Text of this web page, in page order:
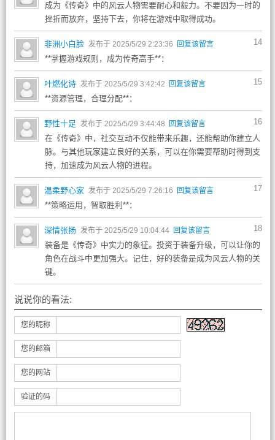
成为《传奇》中的风云人物需要耐心和毅力。不要因为一时的
挫折而放弃，坚持下去，你将在游戏中取得成功。
14
非洲小白脸 发布于 2025/5/29 2:23:36 回复该留言
**掌握游戏规则，成为传奇高手**：
15
叶燃化诗 发布于 2025/5/29 3:42:42 回复该留言
**资源管理，合理分配**：
16
野性十足 发布于 2025/5/29 3:44:48 回复该留言
在《传奇》中，社交互动不仅能带来乐趣，还能帮助你建立人
脉。与其他玩家建立良好的关系，可以在你需要帮助时得到支
持，加速成为风云人物的进程。
17
温柔野心家 发布于 2025/5/29 7:26:16 回复该留言
**策略运用，智取胜利**：
18
深情张扬 发布于 2025/5/29 10:04:44 回复该留言
装备是《传奇》中实力的象征。投资于装备升级，可以让你的
角色在战斗中更加强大。记住，好的装备是成为风云人物的关
键。
说说你的看法:
您的昵称
您的邮箱
您的网站
验证的码